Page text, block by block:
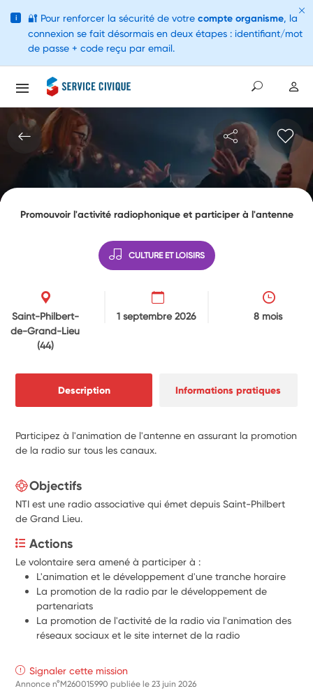
Promouvoir l'activité radiophonique et participer à l'antenne
CULTURE ET LOISIRS
Saint-Philbert-
de-Grand-Lieu
(44)
1 septembre 2026 8 mois
Description Informations pratiques
Participez à l'animation de l'antenne en assurant la promotion
de la radio sur tous les canaux.
Objectifs
NTI est une radio associative qui émet depuis Saint-Philbert
de Grand Lieu.
Actions
Le volontaire sera amené à participer à :
L'animation et le développement d'une tranche horaire
La promotion de la radio par le développement de
partenariats
La promotion de l'activité de la radio via l'animation des
réseaux sociaux et le site internet de la radio
Signaler cette mission
Annonce n°M260015990 publiée le23 juin 2026
i 🔐 Pour renforcer la sécurité de votre compte organisme, la
connexion se fait désormais en deux étapes : identifiant/mot
de passe + code reçu par email.